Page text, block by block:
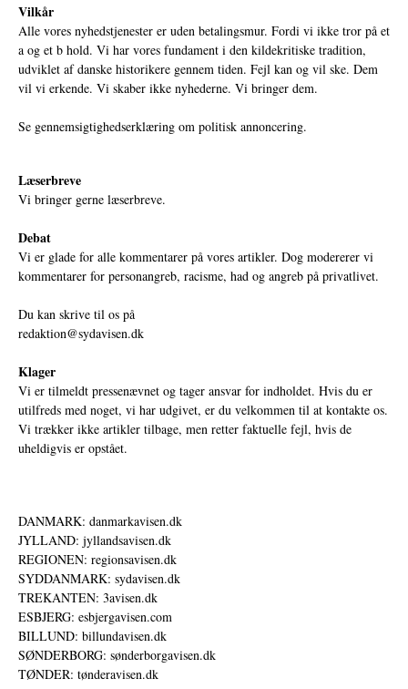
Vilkår
Alle vores nyhedstjenester er uden betalingsmur. Fordi vi ikke tror på et
a og et b hold. Vi har vores fundament i den kildekritiske tradition,
udviklet af danske historikere gennem tiden. Fejl kan og vil ske. Dem
vil vi erkende. Vi skaber ikke nyhederne. Vi bringer dem.
Se gennemsigtighedserklæring om politisk annoncering.
Læserbreve
Vi bringer gerne læserbreve.
Debat
Vi er glade for alle kommentarer på vores artikler. Dog modererer vi
kommentarer for personangreb, racisme, had og angreb på privatlivet.
Du kan skrive til os på
redaktion@sydavisen.dk
Klager
Vi er tilmeldt pressenævnet og tager ansvar for indholdet. Hvis du er
utilfreds med noget, vi har udgivet, er du velkommen til at kontakte os.
Vi trækker ikke artikler tilbage, men retter faktuelle fejl, hvis de
uheldigvis er opstået.
DANMARK: danmarkavisen.dk
JYLLAND: jyllandsavisen.dk
REGIONEN: regionsavisen.dk
SYDDANMARK: sydavisen.dk
TREKANTEN: 3avisen.dk
ESBJERG: esbjergavisen.com
BILLUND: billundavisen.dk
SØNDERBORG: sønderborgavisen.dk
TØNDER: tønderavisen.dk